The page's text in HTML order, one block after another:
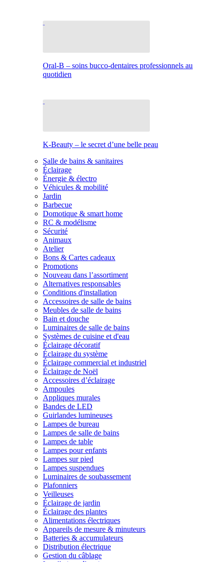
Oral-B – soins bucco-dentaires professionnels au
quotidien
K-Beauty – le secret d’une belle peau
Salle de bains & sanitaires
Éclairage
Énergie & électro
Véhicules & mobilité
Jardin
Barbecue
Domotique & smart home
RC & modélisme
Sécurité
Animaux
Atelier
Bons & Cartes cadeaux
Promotions
Nouveau dans l’assortiment
Alternatives responsables
Conditions d'installation
Accessoires de salle de bains
Meubles de salle de bains
Bain et douche
Luminaires de salle de bains
Systèmes de cuisine et d'eau
Éclairage décoratif
Éclairage du système
Éclairage commercial et industriel
Éclairage de Noël
Accessoires d’éclairage
Ampoules
Appliques murales
Bandes de LED
Guirlandes lumineuses
Lampes de bureau
Lampes de salle de bains
Lampes de table
Lampes pour enfants
Lampes sur pied
Lampes suspendues
Luminaires de soubassement
Plafonniers
Veilleuses
Éclairage de jardin
Éclairage des plantes
Alimentations électriques
Appareils de mesure & minuteurs
Batteries & accumulateurs
Distribution électrique
Gestion du câblage